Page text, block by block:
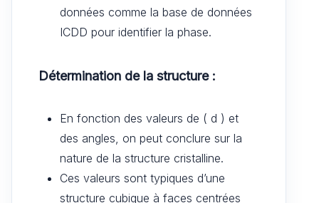
données comme la base de données
ICDD pour identifier la phase.
Détermination de la structure :
En fonction des valeurs de ( d ) et
des angles, on peut conclure sur la
nature de la structure cristalline.
Ces valeurs sont typiques d’une
structure cubique à faces centrées